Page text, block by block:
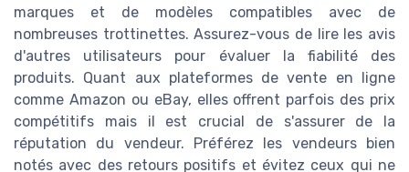
marques et de modèles compatibles avec de
nombreuses trottinettes. Assurez-vous de lire les avis
d'autres utilisateurs pour évaluer la fiabilité des
produits. Quant aux plateformes de vente en ligne
comme Amazon ou eBay, elles offrent parfois des prix
compétitifs mais il est crucial de s'assurer de la
réputation du vendeur. Préférez les vendeurs bien
notés avec des retours positifs et évitez ceux qui ne